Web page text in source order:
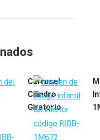
Carrusel
Cilindro
Giratorio